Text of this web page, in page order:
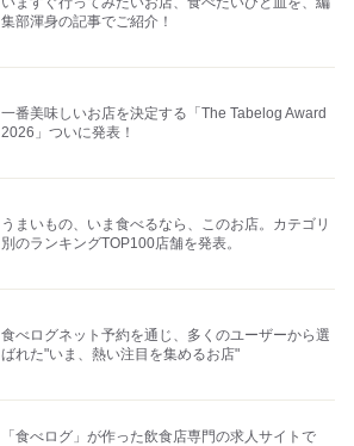
集部渾身の記事でご紹介！
一番美味しいお店を決定する「The Tabelog Award
2026」ついに発表！
うまいもの、いま食べるなら、このお店。カテゴリ
別のランキングTOP100店舗を発表。
食べログネット予約を通じ、多くのユーザーから選
ばれた"いま、熱い注目を集めるお店"
「食べログ」が作った飲食店専門の求人サイトで